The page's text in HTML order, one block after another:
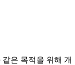
은 목적을 위해 개